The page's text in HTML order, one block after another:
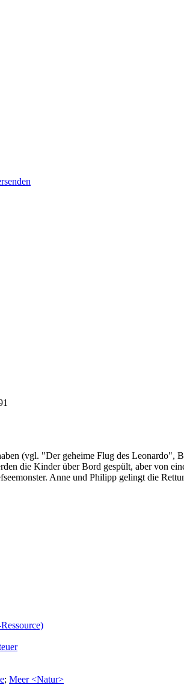
(vgl. "Der geheime Flug des
die Kinder über Bord gespült, aber von
Anne und Philipp gelingt die
; Meer <Natur>